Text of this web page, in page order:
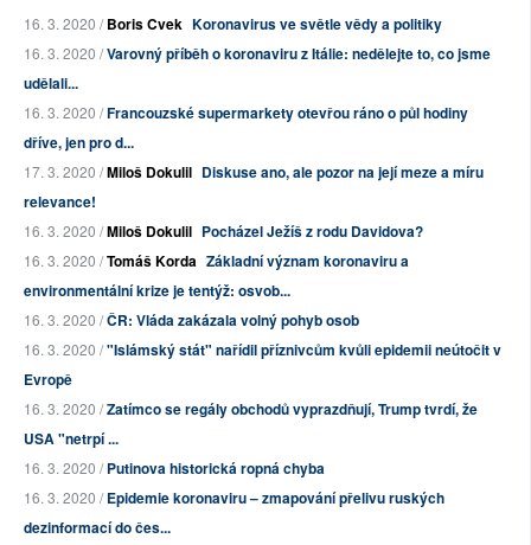
16. 3. 2020 /Boris Cvek Koronavirus ve světle vědy a politiky
16. 3. 2020 /Varovný příběh o koronaviru z Itálie: nedělejte to, co jsme
udělali...
16. 3. 2020 /Francouzské supermarkety otevřou ráno o půl hodiny
dříve, jen pro d...
17. 3. 2020 /Miloš Dokulil Diskuse ano, ale pozor na její meze a míru
relevance!
16. 3. 2020 /Miloš Dokulil Pocházel Ježíš z rodu Davidova?
16. 3. 2020 /Tomáš Korda Základní význam koronaviru a
environmentální krize je tentýž: osvob...
16. 3. 2020 /ČR: Vláda zakázala volný pohyb osob
16. 3. 2020 /"Islámský stát" nařídil příznivcům kvůli epidemii neútočit v
Evropě
16. 3. 2020 /Zatímco se regály obchodů vyprazdňují, Trump tvrdí, že
USA "netrpí ...
16. 3. 2020 /Putinova historická ropná chyba
16. 3. 2020 /Epidemie koronaviru – zmapování přelivu ruských
dezinformací do čes...